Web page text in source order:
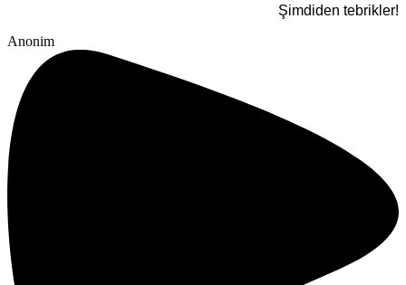
Şimdiden tebrikler!
Anonim